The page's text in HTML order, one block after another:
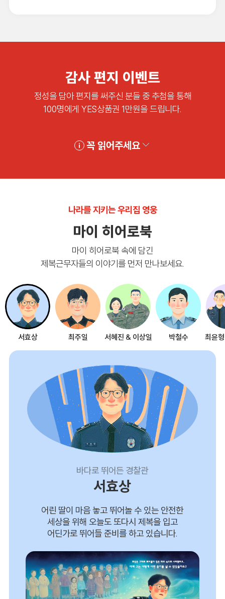
감사 편지 이벤트
정성을 담아 편지를 써주신 분들 중 추첨을 통해
100명에게 YES상품권 1만원을 드립니다.
꼭 읽어주세요
나라를 지키는 우리집 영웅
마이 히어로북
마이 히어로북 속에 담긴
제복근무자들의 이야기를 먼저 만나보세요.
서혜진 & 이상일 박철수 최윤형 & 노
고 뛰어놀 수 있는 안전한
도 또다시 제복을 입고
준비를 하고 있습니다.
국민의 소중한 생명을
감수해야 합니다. 단
마음으로 소